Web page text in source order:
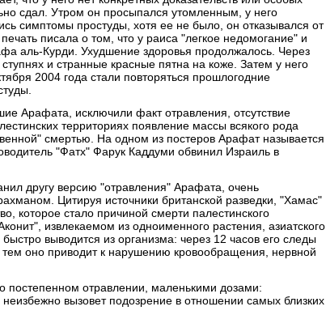
сдал. Утром он просыпался утомленным, у него
симптомы простуды, хотя ее не было, он отказывался от
писала о том, что у раиса "легкое недомогание" и
аль-Курди. Ухудшение здоровья продолжалось. Через
и странные красные пятна на коже. Затем у него
2004 года стали повторяться прошлогодние
Арафата, исключили факт отравления, отсутствие
территориях появление массы всякого рода
смертью. На одном из постеров Арафат называется
"Фатх" Фарук Каддуми обвинил Израиль в
другу версию "отравления" Арафата, очень
Цитируя источники британской разведки, "Хамас"
которое стало причиной смерти палестинского
извлекаемом из одноименного растения, азиатского
выводится из организма: через 12 часов его следы
оно приводит к нарушению кровообращения, нервной
постепенном отравлении, маленькими дозами:
неизбежно вызовет подозрение в отношении самых близких